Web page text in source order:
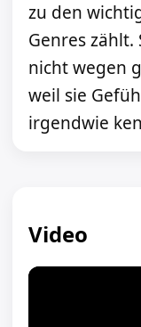
zu den
Genres
nicht wegen
weil sie
irgendwie
Video